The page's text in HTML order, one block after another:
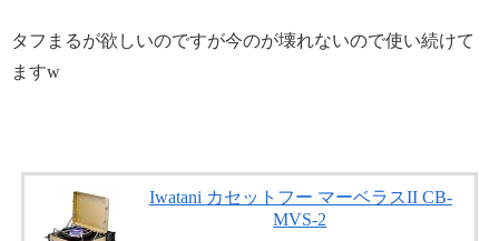
タフまるが欲しいのですが今のが壊れないので使い続けて
ますw
Iwatani カセットフー マーベラスII CB-
MVS-2